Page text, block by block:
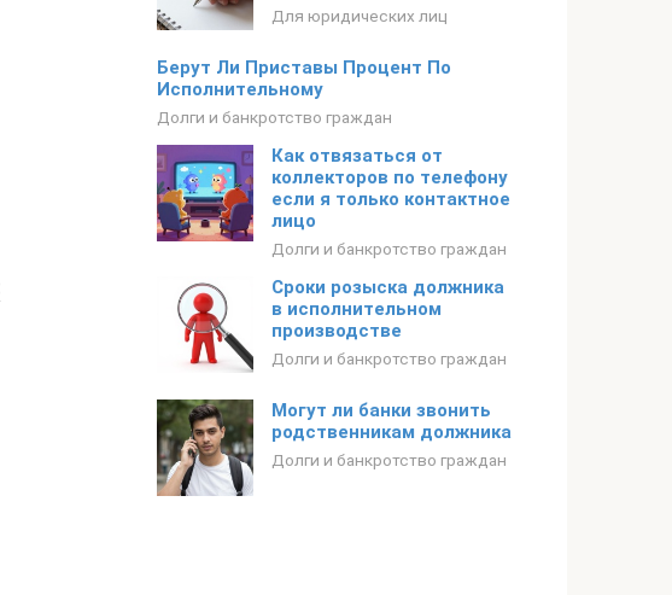
Для юридических лиц
Берут Ли Приставы Процент По
Исполнительному
Долги и банкротство граждан
Как отвязаться от
коллекторов по телефону
если я только контактное
лицо
Долги и банкротство граждан
Сроки розыска должника
в исполнительном
производстве
Долги и банкротство граждан
Могут ли банки звонить
родственникам должника
Долги и банкротство граждан